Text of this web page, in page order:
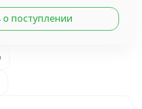
поступлении